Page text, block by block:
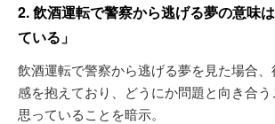
2. 飲酒運転で警察から逃げる夢の意味
ている」
飲酒運転で警察から逃げる夢を見た場合
感を抱えており、どうにか問題と向き合
思っていることを暗示。